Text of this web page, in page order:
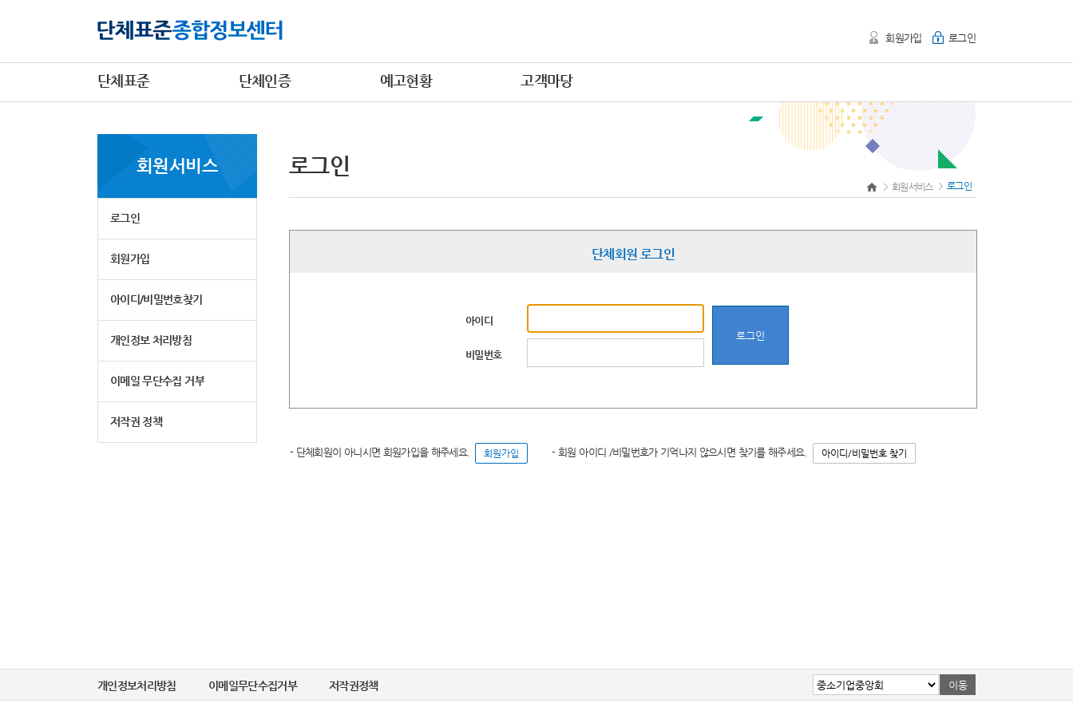
회원가입 로그인
단체표준 단체인증 예고현황 고객마당
회원서비스
로그인
회원가입
아이디/비밀번호찾기
개인정보 처리방침
이메일 무단수집 거부
저작권 정책
로그인
회원서비스 로그인
단체회원 로그인
아이디
비밀번호
로그인
- 단체회원이 아니시면 회원가입을 해주세요. - 회원 아이디 /비밀번호가 기억나지 않으시면 찾기를 해주세요.
개인정보처리방침 이메일무단수집거부 저작권정책